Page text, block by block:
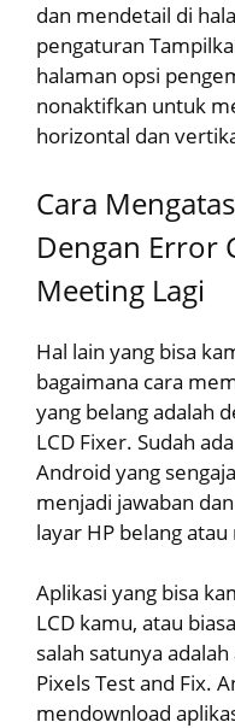
dan mendetail di
pengaturan
halaman opsi
nonaktifkan untuk
horizontal dan
Cara
Dengan Error
Meeting Lagi
Hal lain yang bisa
bagaimana cara
yang belang adalah
LCD Fixer. Sudah
Android yang
menjadi jawaban
layar HP belang
Aplikasi yang bisa
LCD kamu, atau
salah satunya
Pixels Test and Fix.
mendownload